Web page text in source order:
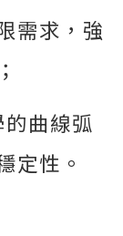
需求，強
曲線弧
定性。